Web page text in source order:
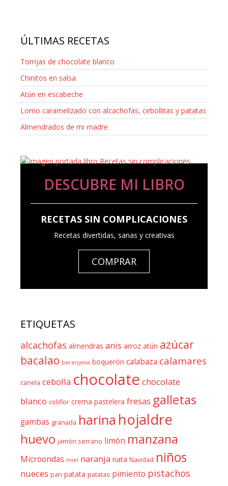
ÚLTIMAS RECETAS
Torrijas de chocolate blanco
Chinitos en salsa
Atún en escabeche
Lomo caramelizado con alcachofas, cebollitas y patatas
Almendrados de mi madre
DESCUBRE MI LIBRO
RECETAS SIN COMPLICACIONES
Recetas divertidas, sanas y creativas
COMPRAR
ETIQUETAS
alcachofas almendras anis arroz atún azúcar
bacalao berenjena boquerón calabaza calamares
canela cebolla chocolate chocolate
blanco coliflor crema pastelera fresas galletas
gambas granada harina hojaldre
huevo jamón serrano limón manzana
Microondas miel naranja nata Navidad niños
nueces pan patata patatas pimiento pistachos